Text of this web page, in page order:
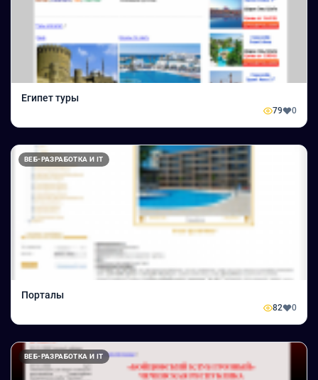
Египет туры
79 0
ВЕБ-РАЗРАБОТКА И IT
Порталы
82 0
ВЕБ-РАЗРАБОТКА И IT